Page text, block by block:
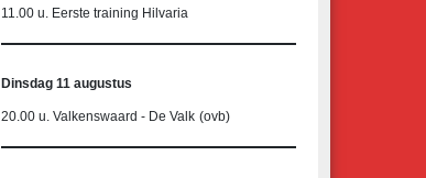
11.00 u. Eerste training Hilvaria
Dinsdag 11 augustus
20.00 u. Valkenswaard - De Valk (ovb)